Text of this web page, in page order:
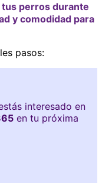
perros durante
y comodidad para
pasos:
interesado en
en tu próxima